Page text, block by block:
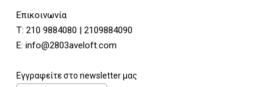
Επικοινωνία
Τ: 210 9884080 | 2109884090
E: info@2803aveloft.com
Εγγραφείτε στο newsletter μας